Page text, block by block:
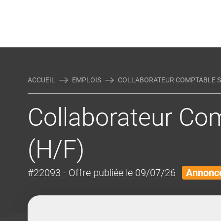
ACCUEIL EMPLOIS COLLABORATEUR COMPTABLE
Collaborateur
(H/F)
#22093 - Offre publiée le 09/07/26